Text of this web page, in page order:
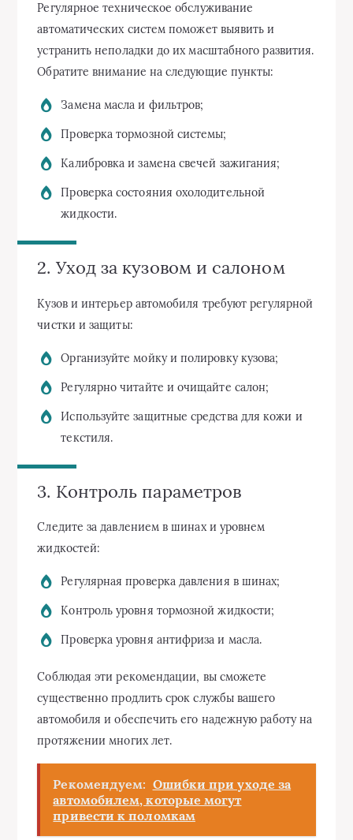
Регулярное техническое обслуживание
автоматических систем поможет выявить и
устранить неполадки до их масштабного развития.
Обратите внимание на следующие пункты:
Замена масла и фильтров;
Проверка тормозной системы;
Калибровка и замена свечей зажигания;
Проверка состояния охолодительной
жидкости.
2. Уход за кузовом и салоном
Кузов и интерьер автомобиля требуют регулярной
чистки и защиты:
Организуйте мойку и полировку кузова;
Регулярно читайте и очищайте салон;
Используйте защитные средства для кожи и
текстиля.
3. Контроль параметров
Следите за давлением в шинах и уровнем
жидкостей:
Регулярная проверка давления в шинах;
Контроль уровня тормозной жидкости;
Проверка уровня антифриза и масла.
Соблюдая эти рекомендации, вы сможете
существенно продлить срок службы вашего
автомобиля и обеспечить его надежную работу на
протяжении многих лет.
Рекомендуем: Ошибки при уходе за
автомобилем, которые могут
привести к поломкам